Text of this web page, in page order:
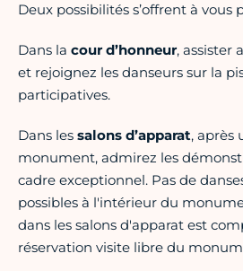
Deux possibilités s’offrent à vous
Dans la cour d’honneur, assister
et rejoignez les danseurs sur la
participatives.
Dans les salons d’apparat, après
monument, admirez les
cadre exceptionnel. Pas de
possibles à l'intérieur du
dans les salons d'apparat est
réservation visite libre du